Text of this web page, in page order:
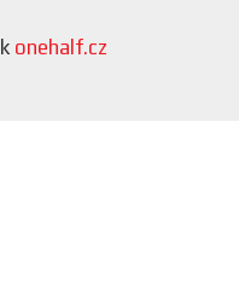
onehalf.cz